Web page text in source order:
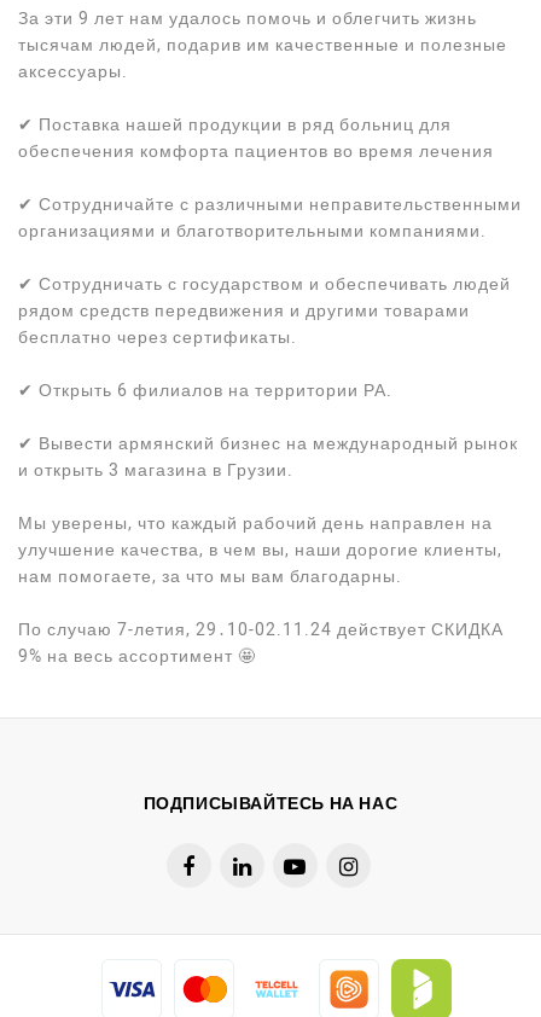
За эти 9 лет нам удалось помочь и облегчить жизнь
тысячам людей, подарив им качественные и полезные
аксессуары.
✔ Поставка нашей продукции в ряд больниц для
обеспечения комфорта пациентов во время лечения
✔ Сотрудничайте с различными неправительственными
организациями и благотворительными компаниями.
✔ Сотрудничать с государством и обеспечивать людей
рядом средств передвижения и другими товарами
бесплатно через сертификаты.
✔ Открыть 6 филиалов на территории РА.
✔ Вывести армянский бизнес на международный рынок
и открыть 3 магазина в Грузии.
Мы уверены, что каждый рабочий день направлен на
улучшение качества, в чем вы, наши дорогие клиенты,
нам помогаете, за что мы вам благодарны.
По случаю 7-летия, 29․10-02.11.24 действует СКИДКА
9% на весь ассортимент 🤩
ПОДПИСЫВАЙТЕСЬ НА НАС